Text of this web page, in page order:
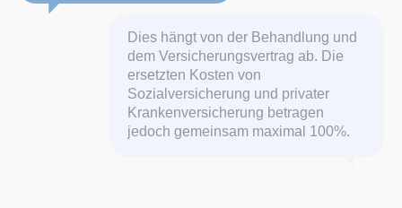
Dies hängt von der Behandlung und
dem Versicherungsvertrag ab. Die
ersetzten Kosten von
Sozialversicherung und privater
Krankenversicherung betragen
jedoch gemeinsam maximal 100%.